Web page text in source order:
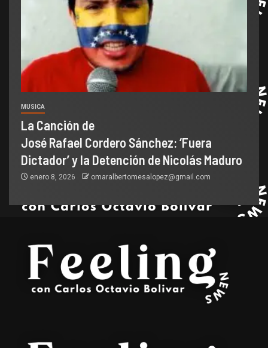
MUSICA
La Canción de
José Rafael Cordero Sánchez: ‘Fuera
Dictador’ y la Detención de Nicolás Maduro
enero 8, 2026 omaralbertomesalopez@gmail.com